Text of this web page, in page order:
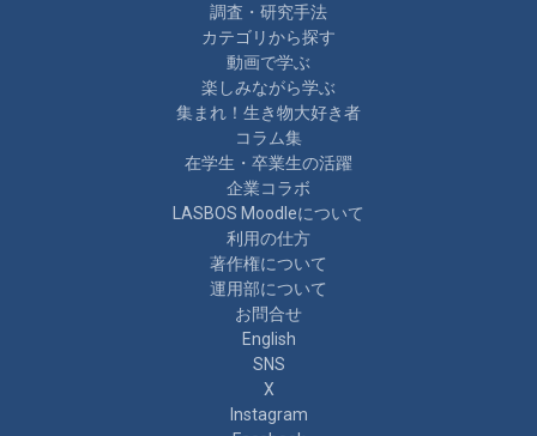
調査・研究手法
カテゴリから探す
動画で学ぶ
楽しみながら学ぶ
集まれ！生き物大好き者
コラム集
在学生・卒業生の活躍
企業コラボ
LASBOS Moodleについて
利用の仕方
著作権について
運用部について
お問合せ
English
SNS
X
Instagram